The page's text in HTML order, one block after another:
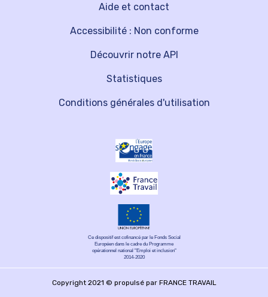
Découvrir notre API
Aide et contact
Statistiques
Accessibilité : Non conforme
Conditions générales d'utilisation
Ce dispositif est cofinancé par le Fonds Social
Européen dans le cadre du Programme
opérationnel national "Emploi et inclusion"
2014-2020
Copyright 2021 © propulsé par FRANCE TRAVAIL